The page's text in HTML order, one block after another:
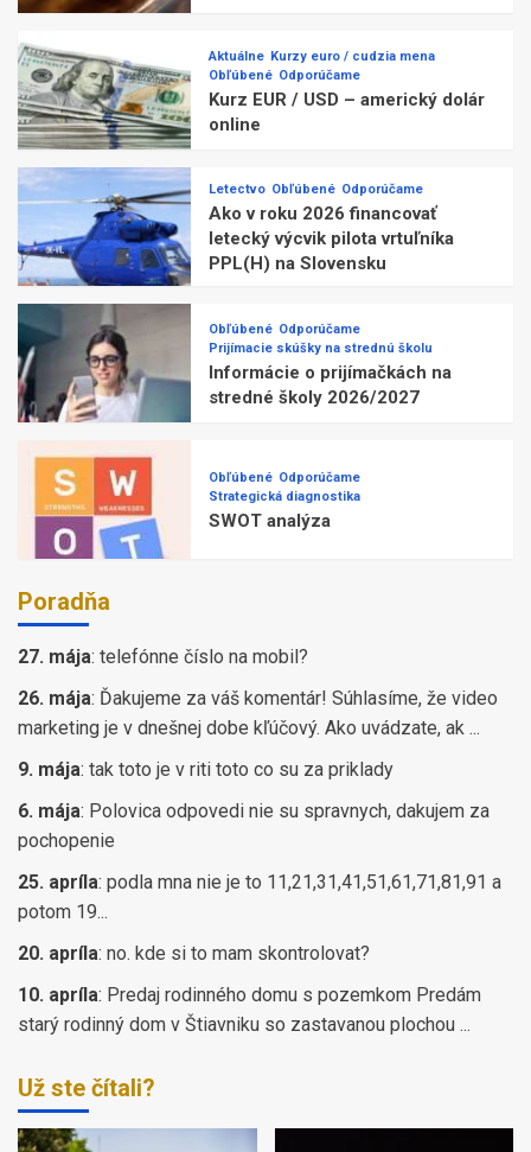
Aktuálne Kurzy euro / cudzia mena
Obľúbené Odporúčame
Kurz EUR / USD – americký dolár
online
Letectvo Obľúbené Odporúčame
Ako v roku 2026 financovať
letecký výcvik pilota vrtuľníka
PPL(H) na Slovensku
Obľúbené Odporúčame
Prijímacie skúšky na strednú školu
Informácie o prijímačkách na
stredné školy 2026/2027
Obľúbené Odporúčame
Strategická diagnostika
SWOT analýza
Poradňa
27. mája: telefónne číslo na mobil?
26. mája: Ďakujeme za váš komentár! Súhlasíme, že video
marketing je v dnešnej dobe kľúčový. Ako uvádzate, ak ...
9. mája: tak toto je v riti toto co su za priklady
6. mája: Polovica odpovedi nie su spravnych, dakujem za
pochopenie
25. apríla: podla mna nie je to 11,21,31,41,51,61,71,81,91 a
potom 19...
20. apríla: no. kde si to mam skontrolovat?
10. apríla: Predaj rodinného domu s pozemkom Predám
starý rodinný dom v Štiavniku so zastavanou plochou ...
Už ste čítali?